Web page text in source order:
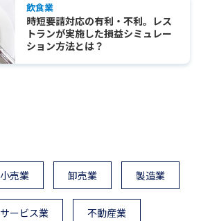
飲食業
時短要請対応の有利・不利。レス
トランが実施した損益シミュレー
ション方法とは？
小売業 卸売業 製造業
サービス業 不動産業